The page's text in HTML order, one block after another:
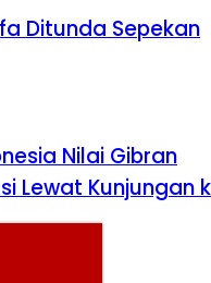
Ditunda Sepekan
Nilai Gibran
Lewat Kunjungan